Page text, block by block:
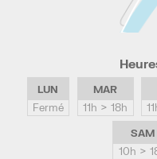
LUN
Fermé
MAR
11h > 18h
SAM
10h >